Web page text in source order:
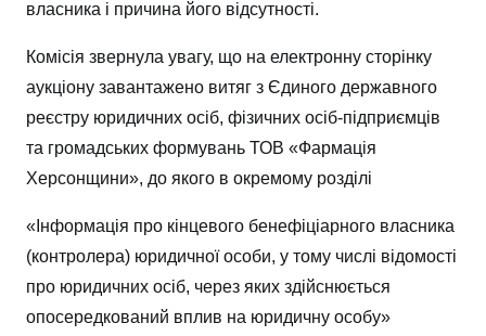
власника і причина його відсутності.
Комісія звернула увагу, що на електронну сторінку
аукціону завантажено витяг з Єдиного державного
реєстру юридичних осіб, фізичних осіб-підприємців
та громадських формувань ТОВ «Фармація
Херсонщини», до якого в окремому розділі
«Інформація про кінцевого бенефіціарного власника
(контролера) юридичної особи, у тому числі відомості
про юридичних осіб, через яких здійснюється
опосередкований вплив на юридичну особу»